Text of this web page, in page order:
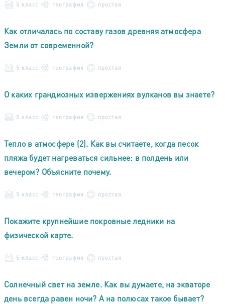
5 класс география простая
Как отличалась по составу газов древняя атмосфера
Земли от современной?
5 класс география простая
О каких грандиозных извержениях вулканов вы знаете?
5 класс география простая
Тепло в атмосфере (2). Как вы считаете, когда песок
пляжа будет нагреваться сильнее: в полдень или
вечером? Объясните почему.
5 класс география простая
Покажите крупнейшие покровные ледники на
физической карте.
5 класс география простая
Солнечный свет на земле. Как вы думаете, на экваторе
день всегда равен ночи? А на полюсах такое бывает?